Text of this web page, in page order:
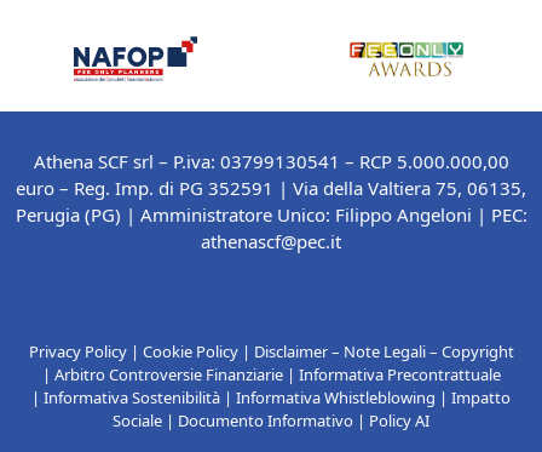
Athena SCF srl – P.iva: 03799130541 – RCP 5.000.000,00
euro – Reg. Imp. di PG 352591 | Via della Valtiera 75, 06135,
Perugia (PG) | Amministratore Unico: Filippo Angeloni | PEC:
athenascf@pec.it
Privacy Policy| Cookie Policy| Disclaimer – Note Legali – Copyright
| Arbitro Controversie Finanziarie| Informativa Precontrattuale
| Informativa Sostenibilità | Informativa Whistleblowing | Impatto
Sociale | Documento Informativo | Policy AI